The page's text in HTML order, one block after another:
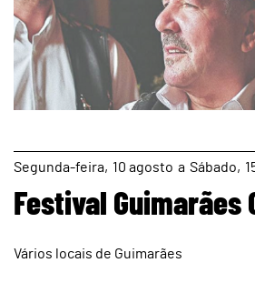
page 10 agosto
Segunda a Sábado
Festival Guimarães
Vários locais de Guimarães